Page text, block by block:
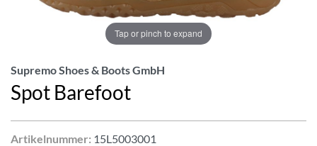
Tap or pinch to expand
Supremo Shoes & Boots GmbH
Spot Barefoot
Artikelnummer: 15L5003001